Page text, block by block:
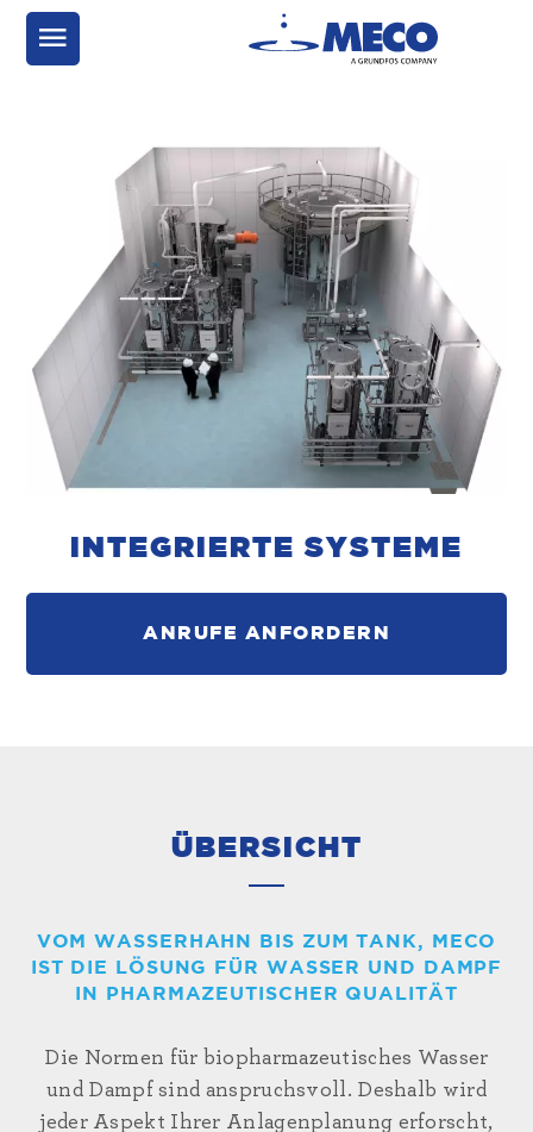
INTEGRIERTE SYSTEME
ANRUFE ANFORDERN
ÜBERSICHT
VOM WASSERHAHN BIS ZUM TANK, MECO
IST DIE LÖSUNG FÜR WASSER UND DAMPF
IN PHARMAZEUTISCHER QUALITÄT
Die Normen für biopharmazeutisches Wasser
und Dampf sind anspruchsvoll. Deshalb wird
jeder Aspekt Ihrer Anlagenplanung erforscht,